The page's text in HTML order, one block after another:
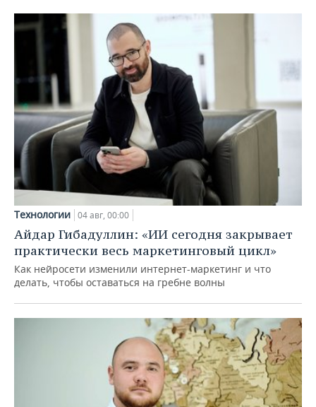
Технологии 04 авг, 00:00
Айдар Гибадуллин: «ИИ сегодня закрывает
практически весь маркетинговый цикл»
Как нейросети изменили интернет-маркетинг и что
делать, чтобы оставаться на гребне волны